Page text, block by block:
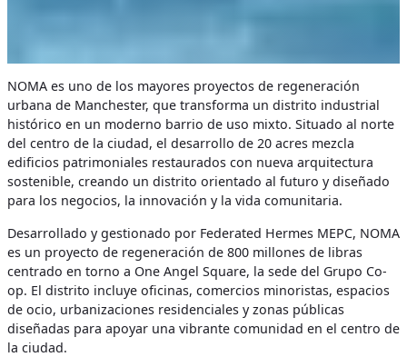
NOMA es uno de los mayores proyectos de regeneración
urbana de Manchester, que transforma un distrito industrial
histórico en un moderno barrio de uso mixto. Situado al norte
del centro de la ciudad, el desarrollo de 20 acres mezcla
edificios patrimoniales restaurados con nueva arquitectura
sostenible, creando un distrito orientado al futuro y diseñado
para los negocios, la innovación y la vida comunitaria.
Desarrollado y gestionado por Federated Hermes MEPC, NOMA
es un proyecto de regeneración de 800 millones de libras
centrado en torno a One Angel Square, la sede del Grupo Co-
op. El distrito incluye oficinas, comercios minoristas, espacios
de ocio, urbanizaciones residenciales y zonas públicas
diseñadas para apoyar una vibrante comunidad en el centro de
la ciudad.